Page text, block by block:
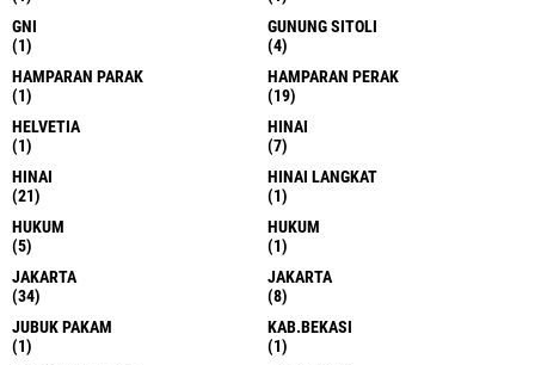
GNI
(1)
GUNUNG SITOLI
(4)
HAMPARAN PARAK
(1)
HAMPARAN PERAK
(19)
HELVETIA
(1)
HINAI
(7)
HINAI
(21)
HINAI LANGKAT
(1)
HUKUM
(5)
HUKUM
(1)
JAKARTA
(34)
JAKARTA
(8)
JUBUK PAKAM
(1)
KAB.BEKASI
(1)